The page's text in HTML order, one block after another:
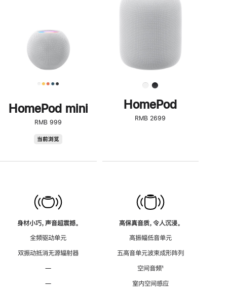
HomePod mini
RMB 999
当前浏览
身材小巧，声音超震撼。
全频驱动单元
双振动抵消无源辐射器
—
—
了
解
HomePod<
HomePod
RMB 2699
高保真音质，令人沉浸。
高振幅低音单元
五高音单元波束成形阵列
空间音频脚
¹
室内空间感应